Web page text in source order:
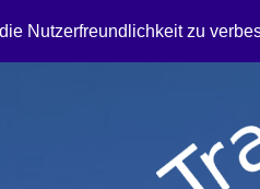
Nutzerfreundlichkeit zu